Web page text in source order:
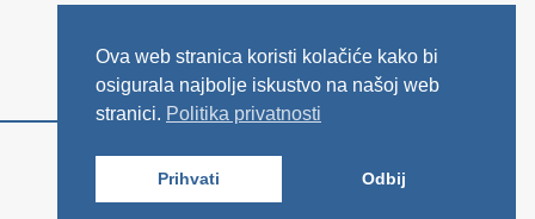
Ova web stranica koristi kolačiće kako bi
osigurala najbolje iskustvo na našoj web
stranici. Politika privatnosti
Prihvati Odbij